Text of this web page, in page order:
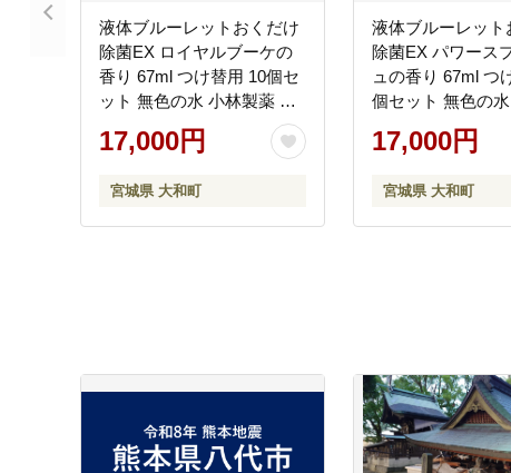
液体ブルーレットおくだけ
除菌EX ロイヤルブーケの
香り 67ml つけ替用 10個セ
ット 無色の水 小林製薬 ブ
ルーレット ホワイト トイ
レ用合成洗剤 トイレ掃除
え 付け替え 付替え
【CGC】ta480
17,000円
宮城県 大和町
液体ブルーレット
除菌EX パワース
ュの香り 67ml つ
個セット 無色の
薬 ブルーレット
トイレ用合成洗剤
替え 付け替え 付替
【CGC】ta482
17,000円
宮城県 大和町